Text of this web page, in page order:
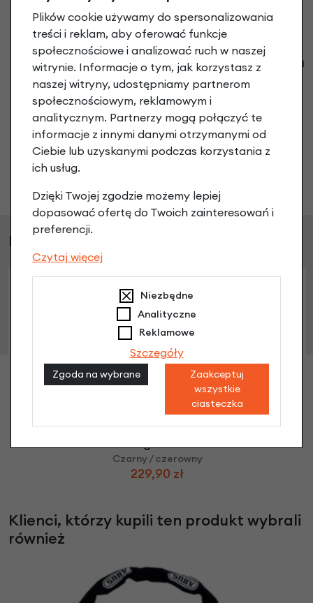
Klienci zadali następujące pytania o ten
produkt
Nikt wcześniej niemiał pytań do tego produktu? A Ty o
co chcesz zapytać?
Podobne produkty
Torba rowerowa Basil Sport Design Commuter
Czarny / czerowny
229,90 zł
Klienci, którzy kupili ten produkt wybrali
również
Plików cookie używamy do spersonalizowania
treści i reklam, aby oferować funkcje
społecznościowe i analizować ruch w naszej
witrynie. Informacje o tym, jak korzystasz z
naszej witryny, udostępniamy partnerom
społecznościowym, reklamowym i
analitycznym. Partnerzy mogą połączyć te
informacje z innymi danymi otrzymanymi od
Ciebie lub uzyskanymi podczas korzystania z
ich usług.
Dzięki Twojej zgodzie możemy lepiej
dopasować ofertę do Twoich zainteresowań i
preferencji.
Czytaj więcej
Niezbędne
Analityczne
Reklamowe
Szczegóły
Zgoda na wybrane
Zaakceptuj
wszystkie
ciasteczka